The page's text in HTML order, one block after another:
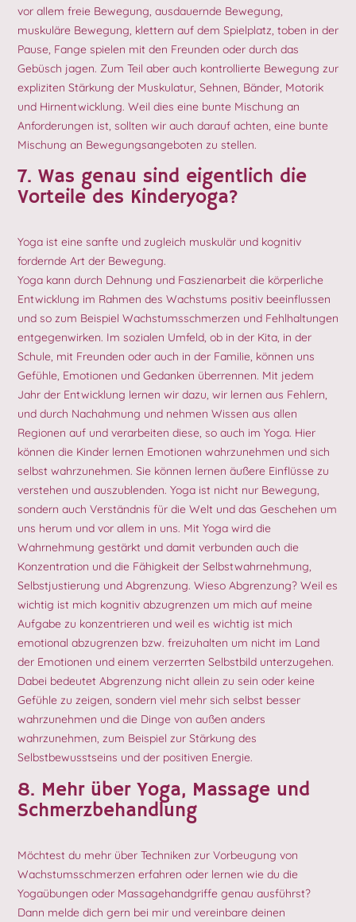
vor allem freie Bewegung, ausdauernde Bewegung,
muskuläre Bewegung, klettern auf dem Spielplatz, toben in der
Pause, Fange spielen mit den Freunden oder durch das
Gebüsch jagen. Zum Teil aber auch kontrollierte Bewegung zur
expliziten Stärkung der Muskulatur, Sehnen, Bänder, Motorik
und Hirnentwicklung. Weil dies eine bunte Mischung an
Anforderungen ist, sollten wir auch darauf achten, eine bunte
Mischung an Bewegungsangeboten zu stellen.
7. Was genau sind eigentlich die
Vorteile des Kinderyoga?
Yoga ist eine sanfte und zugleich muskulär und kognitiv
fordernde Art der Bewegung.
Yoga kann durch Dehnung und Faszienarbeit die körperliche
Entwicklung im Rahmen des Wachstums positiv beeinflussen
und so zum Beispiel Wachstumsschmerzen und Fehlhaltungen
entgegenwirken. Im sozialen Umfeld, ob in der Kita, in der
Schule, mit Freunden oder auch in der Familie, können uns
Gefühle, Emotionen und Gedanken überrennen. Mit jedem
Jahr der Entwicklung lernen wir dazu, wir lernen aus Fehlern,
und durch Nachahmung und nehmen Wissen aus allen
Regionen auf und verarbeiten diese, so auch im Yoga. Hier
können die Kinder lernen Emotionen wahrzunehmen und sich
selbst wahrzunehmen. Sie können lernen äußere Einflüsse zu
verstehen und auszublenden. Yoga ist nicht nur Bewegung,
sondern auch Verständnis für die Welt und das Geschehen um
uns herum und vor allem in uns. Mit Yoga wird die
Wahrnehmung gestärkt und damit verbunden auch die
Konzentration und die Fähigkeit der Selbstwahrnehmung,
Selbstjustierung und Abgrenzung. Wieso Abgrenzung? Weil es
wichtig ist mich kognitiv abzugrenzen um mich auf meine
Aufgabe zu konzentrieren und weil es wichtig ist mich
emotional abzugrenzen bzw. freizuhalten um nicht im Land
der Emotionen und einem verzerrten Selbstbild unterzugehen.
Dabei bedeutet Abgrenzung nicht allein zu sein oder keine
Gefühle zu zeigen, sondern viel mehr sich selbst besser
wahrzunehmen und die Dinge von außen anders
wahrzunehmen, zum Beispiel zur Stärkung des
Selbstbewusstseins und der positiven Energie.
8. Mehr über Yoga, Massage und
Schmerzbehandlung
Möchtest du mehr über Techniken zur Vorbeugung von
Wachstumsschmerzen erfahren oder lernen wie du die
Yogaübungen oder Massagehandgriffe genau ausführst?
Dann melde dich gern bei mir und vereinbare deinen